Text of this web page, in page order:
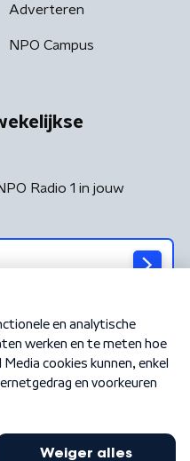
Adverteren
NPO Campus
Radio 1 in jouw